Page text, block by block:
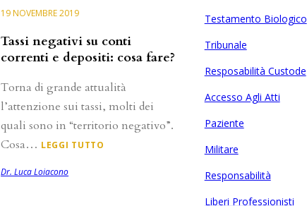
19 NOVEMBRE 2019
Tassi negativi su conti
correnti e depositi: cosa fare?
Torna di grande attualità
l’attenzione sui tassi, molti dei
quali sono in “territorio negativo”.
Cosa… LEGGI TUTTO
Dr. Luca Loiacono
Testamento Biologico
Tribunale
Resposabilità Custode
Accesso Agli Atti
Paziente
Militare
Responsabilità
Liberi Professionisti